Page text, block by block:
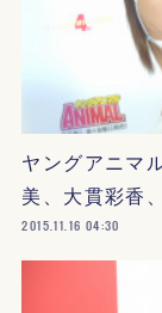
ヤングアニマ
美、大貫彩香
2015.11.16 04:30